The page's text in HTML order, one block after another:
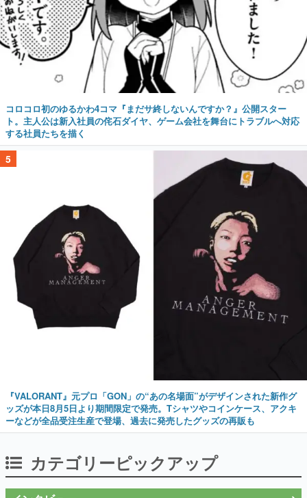
コロコロ初のゆるかわ4コマ『まだサ終しないんですか？』公開スター
ト。主人公は新入社員の侘石ダイヤ、ゲーム会社を舞台にトラブルへ対応
する社員たちを描く
5
『VALORANT』元プロ「GON」の“あの名場面”がデザインされた新作グ
ッズが本日8月5日より期間限定で発売。Tシャツやコインケース、アクキ
ーなどが全品受注生産で登場、過去に発売したグッズの再販も
カテゴリーピックアップ